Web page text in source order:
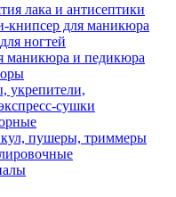
лака и антисептики
книпсер для маникюра
ногтей
маникюра и педикюра
укрепители,
сушки
пушеры, триммеры